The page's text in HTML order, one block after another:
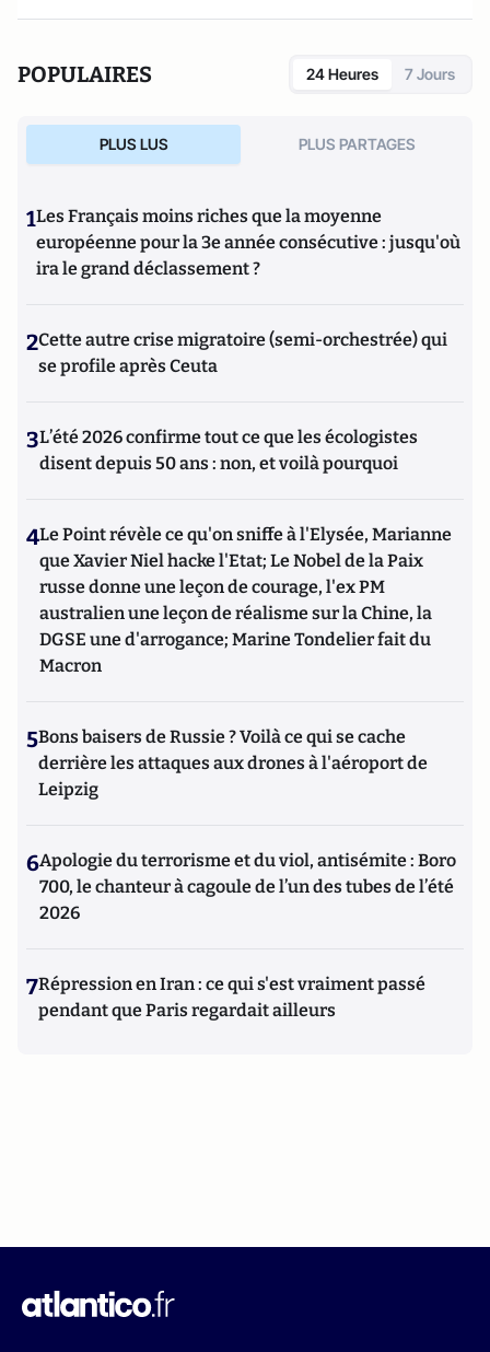
POPULAIRES 24 Heures 7 Jours
PLUS LUS PLUS PARTAGES
1Les Français moins riches que la moyenne
européenne pour la 3e année consécutive : jusqu'où
ira le grand déclassement ?
2Cette autre crise migratoire (semi-orchestrée) qui
se profile après Ceuta
3L’été 2026 confirme tout ce que les écologistes
disent depuis 50 ans : non, et voilà pourquoi
4Le Point révèle ce qu'on sniffe à l'Elysée, Marianne
que Xavier Niel hacke l'Etat; Le Nobel de la Paix
russe donne une leçon de courage, l'ex PM
australien une leçon de réalisme sur la Chine, la
DGSE une d'arrogance; Marine Tondelier fait du
Macron
5Bons baisers de Russie ? Voilà ce qui se cache
derrière les attaques aux drones à l'aéroport de
Leipzig
6Apologie du terrorisme et du viol, antisémite : Boro
700, le chanteur à cagoule de l’un des tubes de l’été
2026
7Répression en Iran : ce qui s'est vraiment passé
pendant que Paris regardait ailleurs